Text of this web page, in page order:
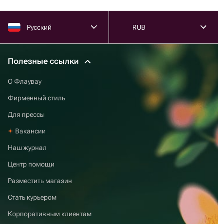
Русский RUB
Полезные ссылки
О Флаувау
Фирменный стиль
Для прессы
Вакансии
Наш журнал
Центр помощи
Разместить магазин
Стать курьером
Корпоративным клиентам